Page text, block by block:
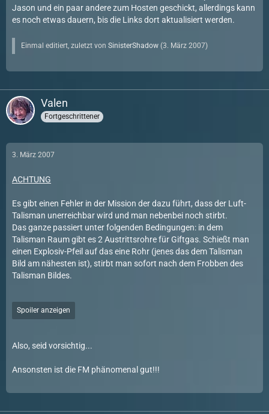
Jason und ein paar andere zum Hosten geschickt, allerdings kann
es noch etwas dauern, bis die Links dort aktualisiert werden.
Einmal editiert, zuletzt von SinisterShadow (3. März 2007)
Valen
Fortgeschrittener
3. März 2007
ACHTUNG
Es gibt einen Fehler in der Mission der dazu führt, dass der Luft-
Talisman unerreichbar wird und man nebenbei noch stirbt.
Das ganze passiert unter folgenden Bedingungen: in dem
Talisman Raum gibt es 2 Austrittsrohre für Giftgas. Schießt man
einen Explosiv-Pfeil auf das eine Rohr (jenes das dem Talisman
Bild am nähesten ist), stirbt man sofort nach dem Frobben des
Talisman Bildes.
Spoiler anzeigen
Also, seid vorsichtig...
Ansonsten ist die FM phänomenal gut!!!